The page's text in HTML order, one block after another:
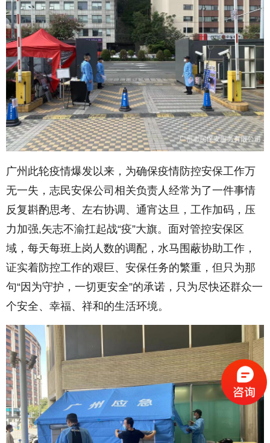
广州此轮疫情爆发以来，为确保疫情防控安保工作万
无一失，志民安保公司相关负责人经常为了一件事情
反复斟酌思考、左右协调、通宵达旦，工作加码，压
力加强,矢志不渝扛起战“疫”大旗。面对管控安保区
域，每天每班上岗人数的调配，水马围蔽协助工作，
证实着防控工作的艰巨、安保任务的繁重，但只为那
句“因为守护，一切更安全”的承诺，只为尽快还群众一
个安全、幸福、祥和的生活环境。